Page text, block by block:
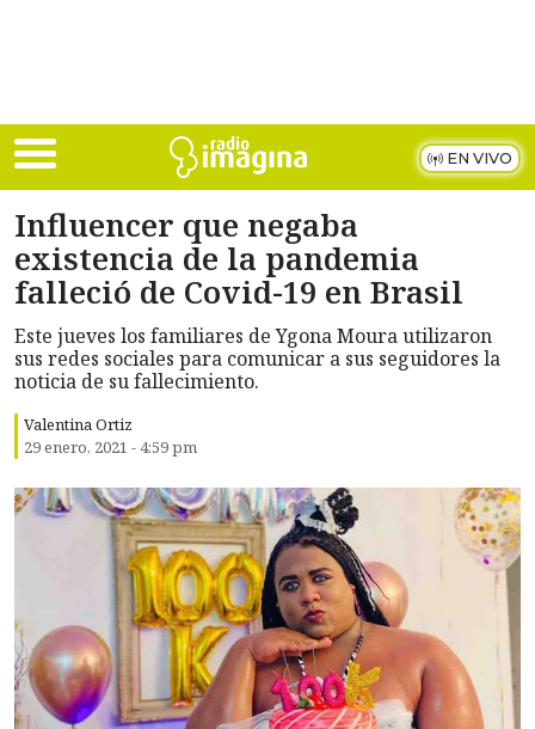
EN VIVO
Influencer que negaba
existencia de la pandemia
falleció de Covid-19 en Brasil
Este jueves los familiares de Ygona Moura utilizaron
sus redes sociales para comunicar a sus seguidores la
noticia de su fallecimiento.
Valentina Ortiz
29 enero, 2021 - 4:59 pm